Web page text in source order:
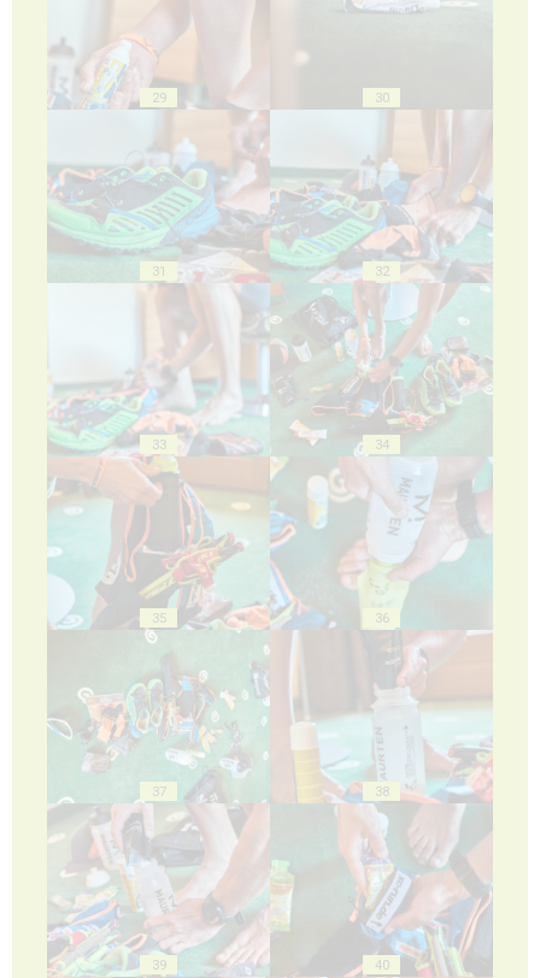
29 30
31 32
33 34
35 36
37 38
39 40